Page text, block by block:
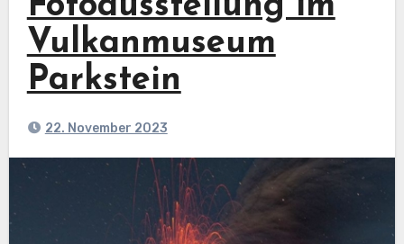
Vulkanmuseum
Parkstein
22. November 2023